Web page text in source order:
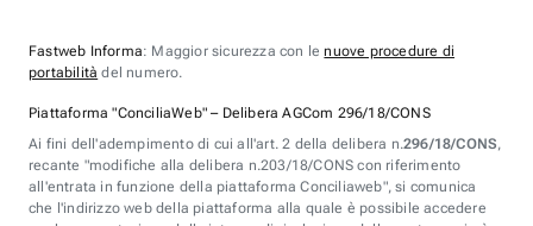
Fastweb Informa: Maggior sicurezza con lenuove procedure di
portabilità del numero.
Piattaforma "ConciliaWeb" – Delibera AGCom 296/18/CONS
Ai fini dell'adempimento di cui all'art. 2 della delibera n.296/18/CONS,
recante "modifiche alla delibera n.203/18/CONS con riferimento
all'entrata in funzione della piattaforma Conciliaweb", si comunica
che l'indirizzo web della piattaforma alla quale è possibile accedere